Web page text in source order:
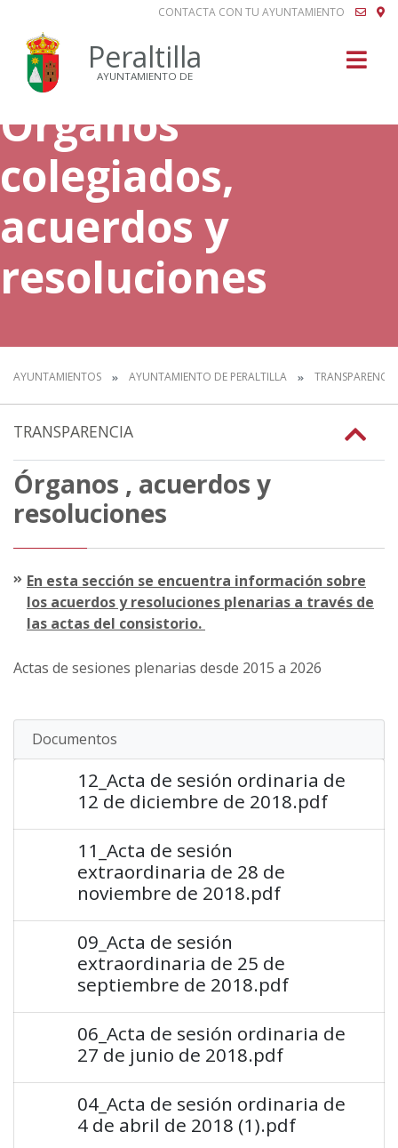
CONTACTA CON TU AYUNTAMIENTO
Peraltilla
AYUNTAMIENTO DE
Órganos
colegiados,
acuerdos y
resoluciones
AYUNTAMIENTOS AYUNTAMIENTO DE PERALTILLA TRANSPARENCIA
TRANSPARENCIA
Órganos , acuerdos y
resoluciones
En esta sección se encuentra información sobre
los acuerdos y resoluciones plenarias a través de
las actas del consistorio.
Actas de sesiones plenarias desde 2015 a 2026
Documentos
12_Acta de sesión ordinaria de
12 de diciembre de 2018.pdf
11_Acta de sesión
extraordinaria de 28 de
noviembre de 2018.pdf
09_Acta de sesión
extraordinaria de 25 de
septiembre de 2018.pdf
06_Acta de sesión ordinaria de
27 de junio de 2018.pdf
04_Acta de sesión ordinaria de
4 de abril de 2018 (1).pdf